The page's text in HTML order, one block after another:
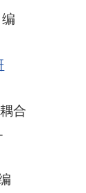
合